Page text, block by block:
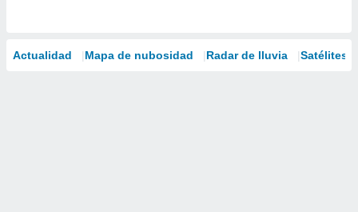
Actualidad Mapa de nubosidad Radar de lluvia Satélites